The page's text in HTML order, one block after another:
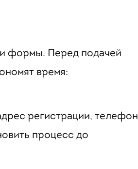
формы. Перед подачей
время:
регистрации, телефон
процесс до